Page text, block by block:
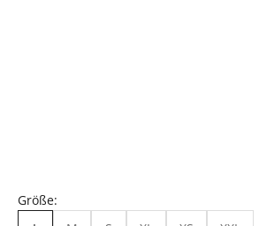
Größe: